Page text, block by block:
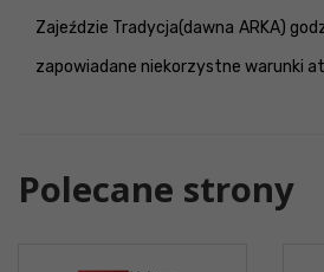
Zajeździe Tradycja(dawna ARKA)
zapowiadane niekorzystne warunki
Polecane strony